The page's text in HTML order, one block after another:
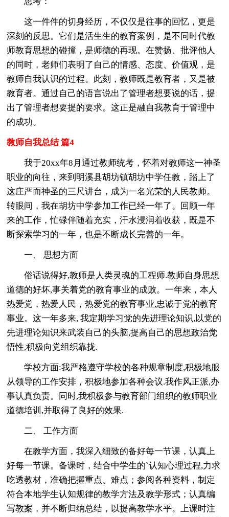
这一件件的切身经历，不仅仅是往事的回忆，更是
深刻的反思。它们是活生生的教育案例，是不同时代教
师教育思想的碰撞，是师德的再现。在赞扬、批评他人
的同时，老师们表明了自己的情感、态度、价值观，是
教师自我认识的过程。此刻，教师既是教育者，又是被
教育者。通过自己的语言说出了管理者想要说的话，提
出了管理者想要提的要求。这正是融自我教育于管理中
的成功。
教师自我总结 篇4
我于20xx年8月通过教师统考，怀着对教师这一神圣
职业的向往，来到明溪县胡坊镇胡坊中学任教，踏上了
这庄严而神圣的三尺讲台，成为一名光荣的人民教师。
转眼间，我在胡坊中学参加工作已经一年了。回顾一年
来的工作，忙碌伴随着充实，汗水浸润着收获，既是不
断探索学习的一年，也是不断成长完善的一年。
一、 思想方面
俗话说得好,教师是人类灵魂的工程师.教师自身思想
道德的好坏,事关着党的教育事业的成败。一年来，本人
热爱党，热爱人民，热爱党的教育事业,忠诚于党的教育
事业。这一年多来, 我定期学习党的先进理论知识,以党的
先进理论知识来武装自己的头脑,提高自己的思想政治觉
悟性,积极向党组织靠拢.
学校方面:我严格遵守学校的各种规章制度,积极地服
从领导的工作安排，积极地参加各种会议.我作风正派,办
事认真负责。同时,我积极参与教育部门组织的教师职业
道德培训,并取得了良好的效果.
二、 工作方面
在教学方面，我深入细致的备好每一节课，认真上
好每一节课。备课时，结合中学生的`认知心理过程,力求
吃透教材，准确把握重点、难点；参阅各种资料，制定
符合本地学生认知规律的教学方法及教学形式；认真编
写教案，并不断归纳总结，以提高教学水平。上课时注